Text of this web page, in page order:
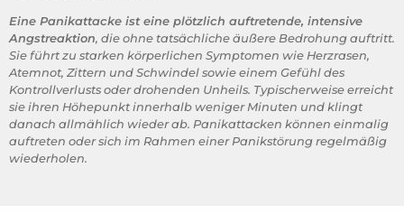
Eine Panikattacke ist eine plötzlich auftretende, intensive
Angstreaktion, die ohne tatsächliche äußere Bedrohung auftritt.
Sie führt zu starken körperlichen Symptomen wie Herzrasen,
Atemnot, Zittern und Schwindel sowie einem Gefühl des
Kontrollverlusts oder drohenden Unheils. Typischerweise erreicht
sie ihren Höhepunkt innerhalb weniger Minuten und klingt
danach allmählich wieder ab. Panikattacken können einmalig
auftreten oder sich im Rahmen einer Panikstörung regelmäßig
wiederholen.